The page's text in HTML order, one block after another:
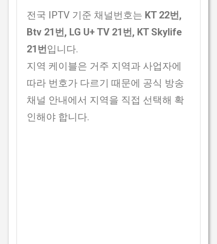
전국 IPTV 기준 채널번호는 KT 22번,
Btv 21번, LG U+ TV 21번, KT Skylife
21번입니다.
지역 케이블은 거주 지역과 사업자에
따라 번호가 다르기 때문에 공식 방송
채널 안내에서 지역을 직접 선택해 확
인해야 합니다.